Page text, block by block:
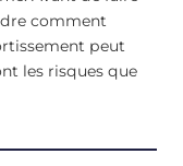
comment
peut
les risques que